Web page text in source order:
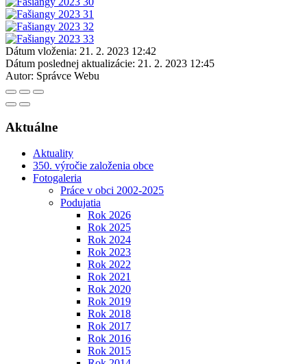
Dátum vloženia: 21. 2. 2023 12:42
Dátum poslednej aktualizácie: 21. 2. 2023 12:45
Autor: Správce Webu
Aktuálne
Aktuality
350. výročie založenia obce
Fotogaleria
Práce v obci 2002-2025
Podujatia
Rok 2026
Rok 2025
Rok 2024
Rok 2023
Rok 2022
Rok 2021
Rok 2020
Rok 2019
Rok 2018
Rok 2017
Rok 2016
Rok 2015